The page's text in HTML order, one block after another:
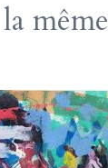
même